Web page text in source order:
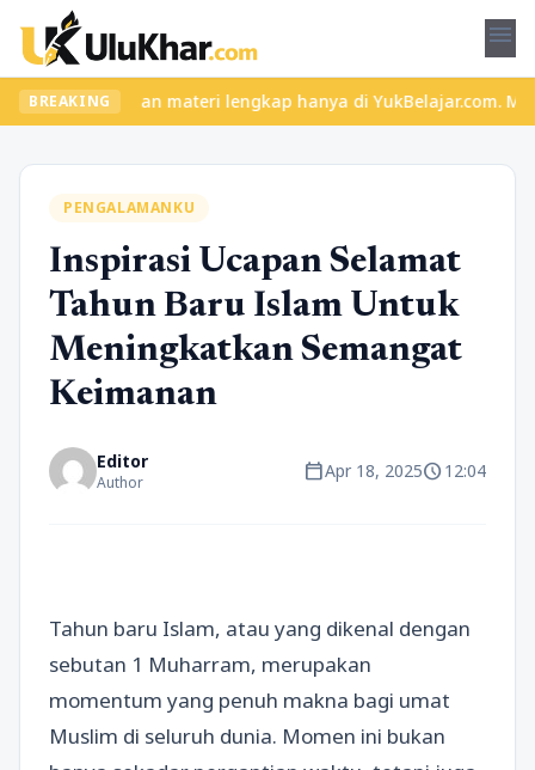
menu
BREAKING
seru dan materi lengkap hanya di YukBelajar.com. Mulai
PENGALAMANKU
Inspirasi Ucapan Selamat
Tahun Baru Islam Untuk
Meningkatkan Semangat
Keimanan
Editor
Author calendar_todayApr 18, 2025schedule12:04
Tahun baru Islam, atau yang dikenal dengan
sebutan 1 Muharram, merupakan
momentum yang penuh makna bagi umat
Muslim di seluruh dunia. Momen ini bukan